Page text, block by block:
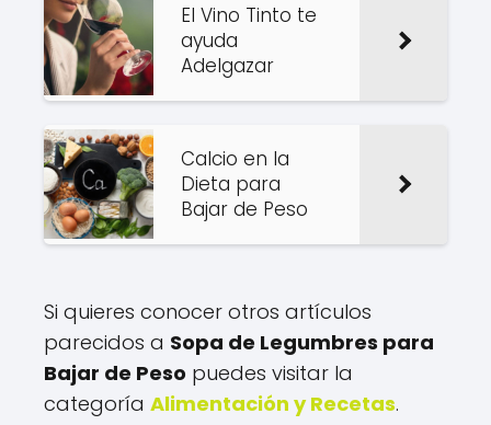
El Vino Tinto te
ayuda
Adelgazar
Calcio en la
Dieta para
Bajar de Peso
Si quieres conocer otros artículos
parecidos a Sopa de Legumbres para
Bajar de Peso puedes visitar la
categoría Alimentación y Recetas.